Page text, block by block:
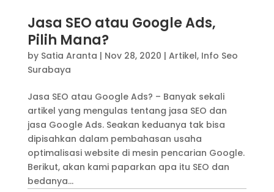
Jasa SEO atau Google Ads,
Pilih Mana?
by Satia Aranta | Nov 28, 2020 | Artikel, Info Seo
Surabaya
Jasa SEO atau Google Ads? – Banyak sekali
artikel yang mengulas tentang jasa SEO dan
jasa Google Ads. Seakan keduanya tak bisa
dipisahkan dalam pembahasan usaha
optimalisasi website di mesin pencarian Google.
Berikut, akan kami paparkan apa itu SEO dan
bedanya...